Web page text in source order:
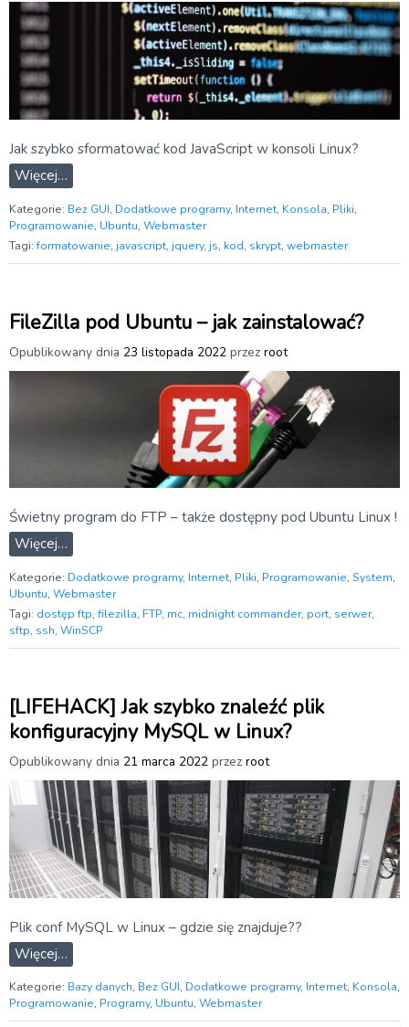
Jak szybko sformatować kod JavaScript w konsoli Linux?
Więcej…
Kategorie: Bez GUI, Dodatkowe programy, Internet, Konsola, Pliki,
Programowanie, Ubuntu, Webmaster
Tagi: formatowanie, javascript, jquery, js, kod, skrypt, webmaster
FileZilla pod Ubuntu – jak zainstalować?
Opublikowany dnia 23 listopada 2022 przez root
Świetny program do FTP – także dostępny pod Ubuntu Linux !
Więcej…
Kategorie: Dodatkowe programy, Internet, Pliki, Programowanie, System,
Ubuntu, Webmaster
Tagi: dostęp ftp, filezilla, FTP, mc, midnight commander, port, serwer,
sftp, ssh, WinSCP
[LIFEHACK] Jak szybko znaleźć plik
konfiguracyjny MySQL w Linux?
Opublikowany dnia 21 marca 2022 przez root
Plik conf MySQL w Linux – gdzie się znajduje??
Więcej…
Kategorie: Bazy danych, Bez GUI, Dodatkowe programy, Internet, Konsola,
Programowanie, Programy, Ubuntu, Webmaster